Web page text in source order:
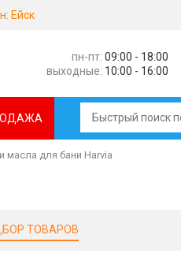
Ейск
пн-пт: 09:00 - 18:00
выходные: 10:00 - 16:00
для бани Harvia
ТОВАРОВ